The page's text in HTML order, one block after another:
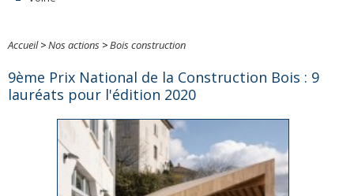
Accueil>Nos actions >Bois construction
9ème Prix National de la Construction Bois : 9
lauréats pour l'édition 2020